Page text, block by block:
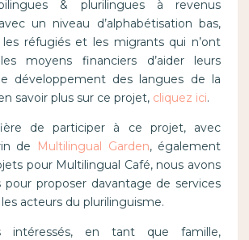
& plurilingues à revenus
un niveau d’alphabétisation bas,
réfugiés et les migrants qui n’ont
moyens financiers d’aider leurs
développement des langues de la
savoir plus sur ce projet, cliquez ici.
de participer à ce projet, avec
de
Multilingual Garden, également
pour Multilingual Café, nous avons
pour proposer davantage de services
acteurs du plurilinguisme.
intéressés, en tant que famille,